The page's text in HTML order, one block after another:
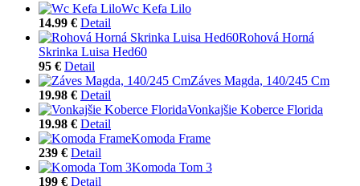
Wc Kefa Lilo
14.99 € Detail
Rohová Horná
Skrinka Luisa Hed60
95 € Detail
Záves Magda, 140/245 Cm
19.98 € Detail
Vonkajšie Koberce Florida
19.98 € Detail
Komoda Frame
239 € Detail
Komoda Tom 3
199 € Detail